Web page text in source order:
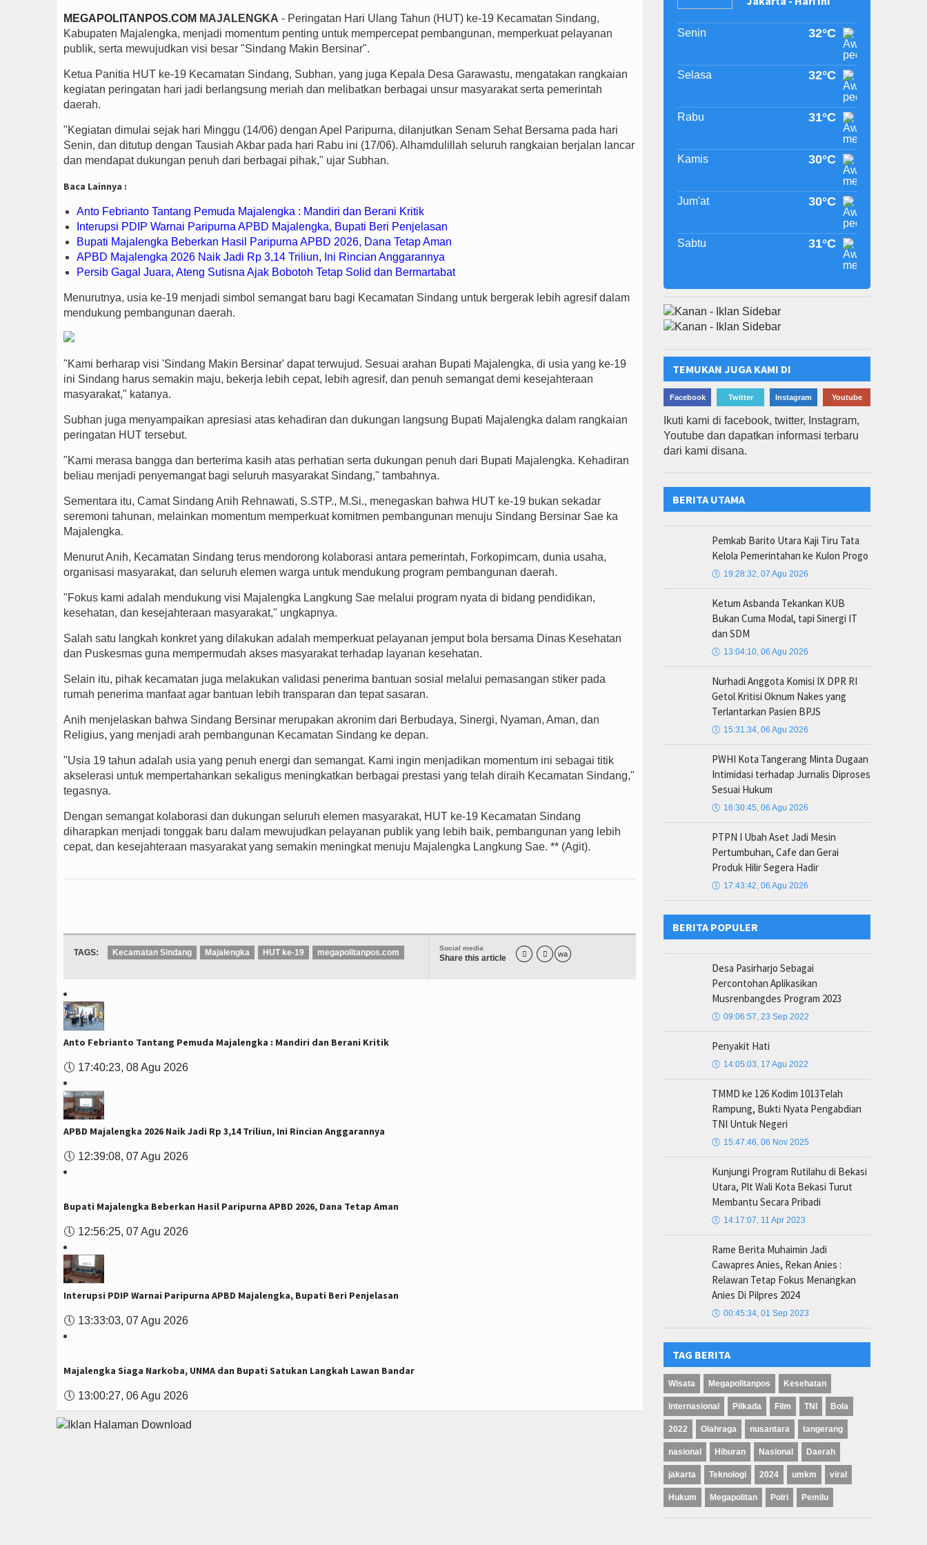
MEGAPOLITANPOS.COM MAJALENGKA - Peringatan Hari Ulang Tahun (HUT) ke-19 Kecamatan Sindang,
Kabupaten Majalengka, menjadi momentum penting untuk mempercepat pembangunan, memperkuat pelayanan
publik, serta mewujudkan visi besar "Sindang Makin Bersinar".
Ketua Panitia HUT ke-19 Kecamatan Sindang, Subhan, yang juga Kepala Desa Garawastu, mengatakan rangkaian
kegiatan peringatan hari jadi berlangsung meriah dan melibatkan berbagai unsur masyarakat serta pemerintah
daerah.
"Kegiatan dimulai sejak hari Minggu (14/06) dengan Apel Paripurna, dilanjutkan Senam Sehat Bersama pada hari
Senin, dan ditutup dengan Tausiah Akbar pada hari Rabu ini (17/06). Alhamdulillah seluruh rangkaian berjalan lancar
dan mendapat dukungan penuh dari berbagai pihak," ujar Subhan.
Baca Lainnya :
Anto Febrianto Tantang Pemuda Majalengka : Mandiri dan Berani Kritik
Interupsi PDIP Warnai Paripurna APBD Majalengka, Bupati Beri Penjelasan
Bupati Majalengka Beberkan Hasil Paripurna APBD 2026, Dana Tetap Aman
APBD Majalengka 2026 Naik Jadi Rp 3,14 Triliun, Ini Rincian Anggarannya
Persib Gagal Juara, Ateng Sutisna Ajak Bobotoh Tetap Solid dan Bermartabat
Menurutnya, usia ke-19 menjadi simbol semangat baru bagi Kecamatan Sindang untuk bergerak lebih agresif dalam
mendukung pembangunan daerah.
"Kami berharap visi 'Sindang Makin Bersinar' dapat terwujud. Sesuai arahan Bupati Majalengka, di usia yang ke-19
ini Sindang harus semakin maju, bekerja lebih cepat, lebih agresif, dan penuh semangat demi kesejahteraan
masyarakat," katanya.
Subhan juga menyampaikan apresiasi atas kehadiran dan dukungan langsung Bupati Majalengka dalam rangkaian
peringatan HUT tersebut.
"Kami merasa bangga dan berterima kasih atas perhatian serta dukungan penuh dari Bupati Majalengka. Kehadiran
beliau menjadi penyemangat bagi seluruh masyarakat Sindang," tambahnya.
Sementara itu, Camat Sindang Anih Rehnawati, S.STP., M.Si., menegaskan bahwa HUT ke-19 bukan sekadar
seremoni tahunan, melainkan momentum memperkuat komitmen pembangunan menuju Sindang Bersinar Sae ka
Majalengka.
Menurut Anih, Kecamatan Sindang terus mendorong kolaborasi antara pemerintah, Forkopimcam, dunia usaha,
organisasi masyarakat, dan seluruh elemen warga untuk mendukung program pembangunan daerah.
"Fokus kami adalah mendukung visi Majalengka Langkung Sae melalui program nyata di bidang pendidikan,
kesehatan, dan kesejahteraan masyarakat," ungkapnya.
Salah satu langkah konkret yang dilakukan adalah memperkuat pelayanan jemput bola bersama Dinas Kesehatan
dan Puskesmas guna mempermudah akses masyarakat terhadap layanan kesehatan.
Selain itu, pihak kecamatan juga melakukan validasi penerima bantuan sosial melalui pemasangan stiker pada
rumah penerima manfaat agar bantuan lebih transparan dan tepat sasaran.
Anih menjelaskan bahwa Sindang Bersinar merupakan akronim dari Berbudaya, Sinergi, Nyaman, Aman, dan
Religius, yang menjadi arah pembangunan Kecamatan Sindang ke depan.
"Usia 19 tahun adalah usia yang penuh energi dan semangat. Kami ingin menjadikan momentum ini sebagai titik
akselerasi untuk mempertahankan sekaligus meningkatkan berbagai prestasi yang telah diraih Kecamatan Sindang,"
tegasnya.
Dengan semangat kolaborasi dan dukungan seluruh elemen masyarakat, HUT ke-19 Kecamatan Sindang
diharapkan menjadi tonggak baru dalam mewujudkan pelayanan publik yang lebih baik, pembangunan yang lebih
cepat, dan kesejahteraan masyarakat yang semakin meningkat menuju Majalengka Langkung Sae. ** (Agit).
Social media
Share this article   wa
TAGS: Kecamatan Sindang Majalengka HUT ke-19 megapolitanpos.com
Anto Febrianto Tantang Pemuda Majalengka : Mandiri dan Berani Kritik
🕔 17:40:23, 08 Agu 2026
APBD Majalengka 2026 Naik Jadi Rp 3,14 Triliun, Ini Rincian Anggarannya
🕔 12:39:08, 07 Agu 2026
Bupati Majalengka Beberkan Hasil Paripurna APBD 2026, Dana Tetap Aman
🕔 12:56:25, 07 Agu 2026
Interupsi PDIP Warnai Paripurna APBD Majalengka, Bupati Beri Penjelasan
🕔 13:33:03, 07 Agu 2026
Majalengka Siaga Narkoba, UNMA dan Bupati Satukan Langkah Lawan Bandar
🕔 13:00:27, 06 Agu 2026
Senin 32°C
Selasa 32°C
Rabu 31°C
Kamis 30°C
Jum'at 30°C
Sabtu 31°C
TEMUKAN JUGA KAMI DI
Facebook Twitter Instagram Youtube
Ikuti kami di facebook, twitter, Instagram,
Youtube dan dapatkan informasi terbaru
dari kami disana.
BERITA UTAMA
Pemkab Barito Utara Kaji Tiru Tata
Kelola Pemerintahan ke Kulon Progo
🕔 19:28:32, 07 Agu 2026
Ketum Asbanda Tekankan KUB
Bukan Cuma Modal, tapi Sinergi IT
dan SDM
🕔 13:04:10, 06 Agu 2026
Nurhadi Anggota Komisi IX DPR RI
Getol Kritisi Oknum Nakes yang
Terlantarkan Pasien BPJS
🕔 15:31:34, 06 Agu 2026
PWHI Kota Tangerang Minta Dugaan
Intimidasi terhadap Jurnalis Diproses
Sesuai Hukum
🕔 16:30:45, 06 Agu 2026
PTPN I Ubah Aset Jadi Mesin
Pertumbuhan, Cafe dan Gerai
Produk Hilir Segera Hadir
🕔 17:43:42, 06 Agu 2026
BERITA POPULER
Desa Pasirharjo Sebagai
Percontohan Aplikasikan
Musrenbangdes Program 2023
🕔 09:06:57, 23 Sep 2022
Penyakit Hati
🕔 14:05:03, 17 Agu 2022
TMMD ke 126 Kodim 1013Telah
Rampung, Bukti Nyata Pengabdian
TNI Untuk Negeri
🕔 15:47:46, 06 Nov 2025
Kunjungi Program Rutilahu di Bekasi
Utara, Plt Wali Kota Bekasi Turut
Membantu Secara Pribadi
🕔 14:17:07, 11 Apr 2023
Rame Berita Muhaimin Jadi
Cawapres Anies, Rekan Anies :
Relawan Tetap Fokus Menangkan
Anies Di Pilpres 2024
🕔 00:45:34, 01 Sep 2023
TAG BERITA
Wisata Megapolitanpos Kesehatan
Internasional Pilkada Film TNI Bola
2022 Olahraga nusantara tangerang
nasional Hiburan Nasional Daerah
jakarta Teknologi 2024 umkm viral
Hukum Megapolitan Polri Pemilu